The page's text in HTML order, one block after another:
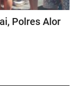
Polres Alor